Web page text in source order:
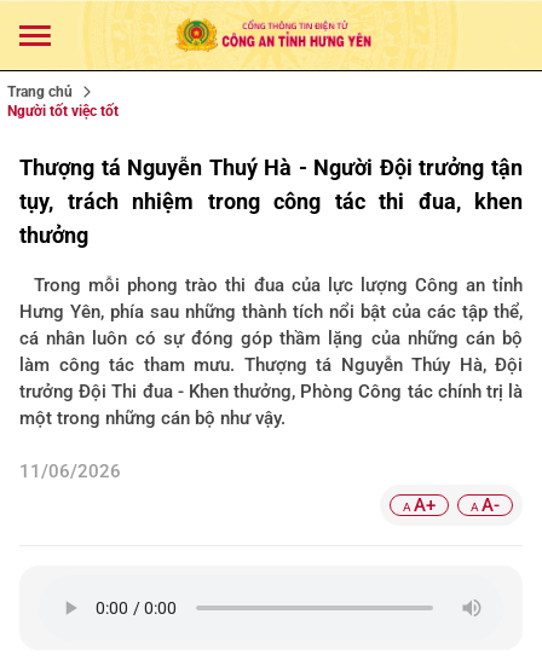
Trang chủ
Người tốt việc tốt
Thượng tá Nguyễn Thuý Hà - Người Đội trưởng tận
tụy, trách nhiệm trong công tác thi đua, khen
thưởng
Trong mỗi phong trào thi đua của lực lượng Công an tỉnh
Hưng Yên, phía sau những thành tích nổi bật của các tập thể,
cá nhân luôn có sự đóng góp thầm lặng của những cán bộ
làm công tác tham mưu. Thượng tá Nguyễn Thúy Hà, Đội
trưởng Đội Thi đua - Khen thưởng, Phòng Công tác chính trị là
một trong những cán bộ như vậy.
11/06/2026
A A+ A A-